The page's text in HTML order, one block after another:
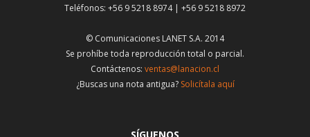
Teléfonos: +56 9 5218 8974 | +56 9 5218 8972
© Comunicaciones LANET S.A. 2014
Se prohíbe toda reproducción total o parcial.
Contáctenos: ventas@lanacion.cl
¿Buscas una nota antigua? Solicítala aquí